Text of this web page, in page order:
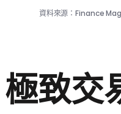
資料來源：Finance
極致交